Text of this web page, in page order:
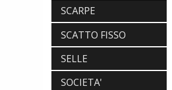
SCARPE
SCATTO FISSO
SELLE
SOCIETA'
GIALLA E UNA SPECIAL EDITION DELLA
POGI'S SUPERLIGHT
COMPONENTISTICA
ULAC. COURSIER JAGER 3L, LA BORSA
AL MANUBRIO LEGGERA ED
ECONOMICA
ABBIGLIAMENTO